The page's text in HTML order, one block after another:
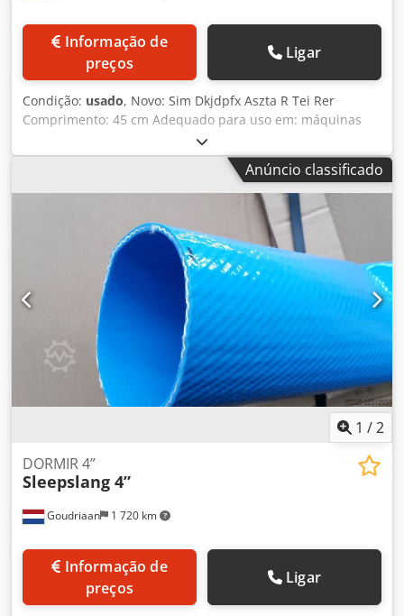
preços
Ligar
Condição: usado, Novo: Sim Dkjdpfx Aszta R Tei Rer
Comprimento: 45 cm Adequado para uso em: máquinas
Anúncio classificado
1 /2
Goudriaan 1 720 km
DORMIR 4”
Sleepslang 4”
preços
Ligar